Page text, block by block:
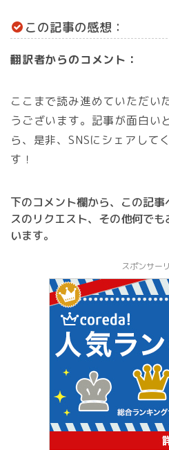
この記事の感想：
翻訳者からのコメント：
ここまで読み進めていただい
うございます。記事が面白い
ら、是非、SNSにシェアして
す！
下のコメント欄から、この記
スのリクエスト、その他何で
います。
スポンサー